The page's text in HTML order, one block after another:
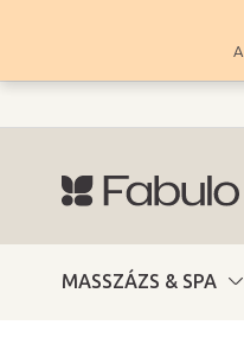
tartalomhoz
MASSZÁZS & SPA